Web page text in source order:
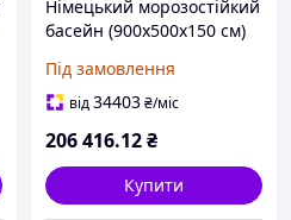
Німецький морозостійкий
басейн (900х500х150 см)
овальний, плівка 0.8 мм,
67.5 м³ металевий
Під замовлення
від34403₴/міс
206 416.12₴
Купити